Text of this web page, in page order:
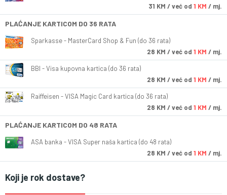
31 KM / već od 1 KM / mj.
PLAĆANJE KARTICOM DO 36 RATA
Sparkasse - MasterCard Shop & Fun (do 36 rata)
28 KM / već od 1 KM / mj.
BBI - Visa kupovna kartica (do 36 rata)
28 KM / već od 1 KM / mj.
Raiffeisen - VISA Magic Card kartica (do 36 rata)
28 KM / već od 1 KM / mj.
PLAĆANJE KARTICOM DO 48 RATA
ASA banka - VISA Super naša kartica (do 48 rata)
28 KM / već od 1 KM / mj.
Koji je rok dostave?